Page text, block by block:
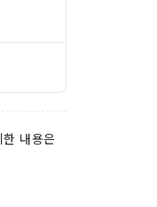
내용은